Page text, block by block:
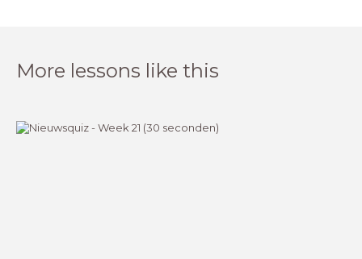
More lessons like this